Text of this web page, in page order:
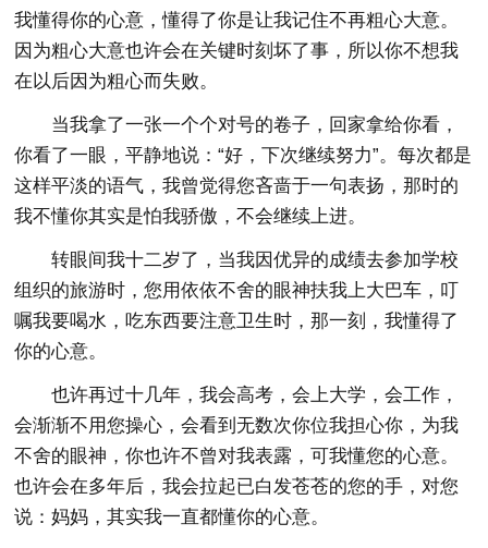
我懂得你的心意，懂得了你是让我记住不再粗心大意。
因为粗心大意也许会在关键时刻坏了事，所以你不想我
在以后因为粗心而失败。
当我拿了一张一个个对号的卷子，回家拿给你看，
你看了一眼，平静地说：“好，下次继续努力”。每次都是
这样平淡的语气，我曾觉得您吝啬于一句表扬，那时的
我不懂你其实是怕我骄傲，不会继续上进。
转眼间我十二岁了，当我因优异的成绩去参加学校
组织的旅游时，您用依依不舍的眼神扶我上大巴车，叮
嘱我要喝水，吃东西要注意卫生时，那一刻，我懂得了
你的心意。
也许再过十几年，我会高考，会上大学，会工作，
会渐渐不用您操心，会看到无数次你位我担心你，为我
不舍的眼神，你也许不曾对我表露，可我懂您的心意。
也许会在多年后，我会拉起已白发苍苍的您的手，对您
说：妈妈，其实我一直都懂你的心意。